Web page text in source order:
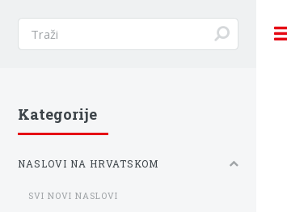
Kategorije
NASLOVI NA HRVATSKOM
SVI NOVI NASLOVI